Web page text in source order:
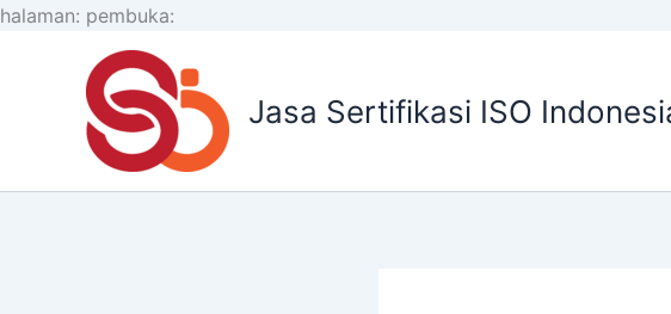
halaman: pembuka:
konten
Jasa Sertifikasi ISO